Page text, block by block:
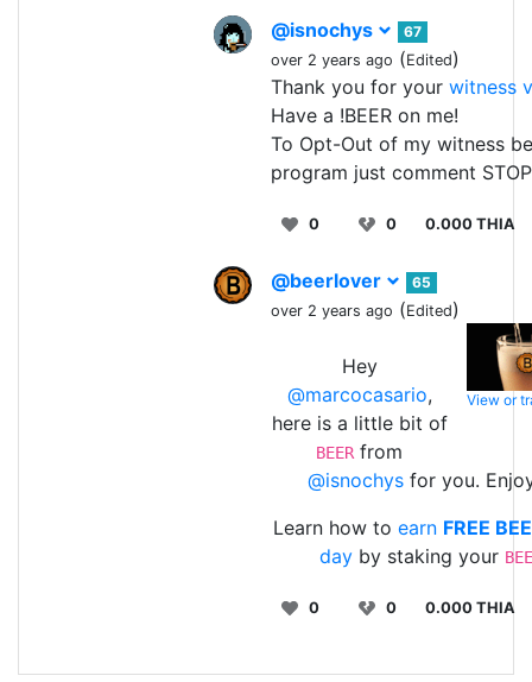
@isnochys
67
over 2 years ago (Edited)
Thank you for your witness
Have a !BEER on me!
To Opt-Out of my witness
program just comment
0 0 0.000 THIA
@beerlover
65
over 2 years ago (Edited)
View or
Hey
@marcocasario,
here is a little bit of
BEERfrom
@isnochys for you.
Learn how to earn FREE
day by staking your
0 0 0.000 THIA